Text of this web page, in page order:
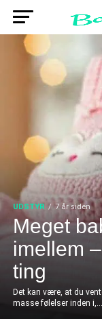
UDSTYR 7 år siden
Meget
imellem
ting
Det kan være, at du
masse følelser inden i,...